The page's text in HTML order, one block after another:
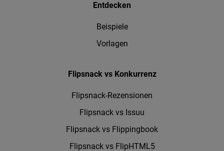
Entdecken
Beispiele
Vorlagen
Flipsnack vs Konkurrenz
Flipsnack-Rezensionen
Flipsnack vs Issuu
Flipsnack vs Flippingbook
Flipsnack vs FlipHTML5